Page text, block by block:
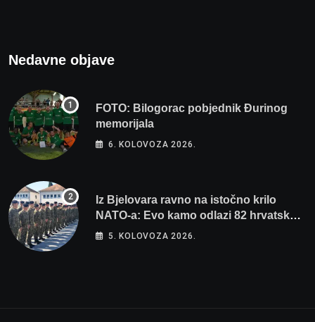
Nedavne objave
FOTO: Bilogorac pobjednik Đurinog
memorijala
6. KOLOVOZA 2026.
Iz Bjelovara ravno na istočno krilo
NATO-a: Evo kamo odlazi 82 hrvatska
vojnika i 6 vojnikinja
5. KOLOVOZA 2026.